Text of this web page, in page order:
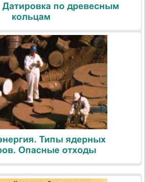
Датировка по древесным
кольцам
Типы ядерных
Опасные отходы